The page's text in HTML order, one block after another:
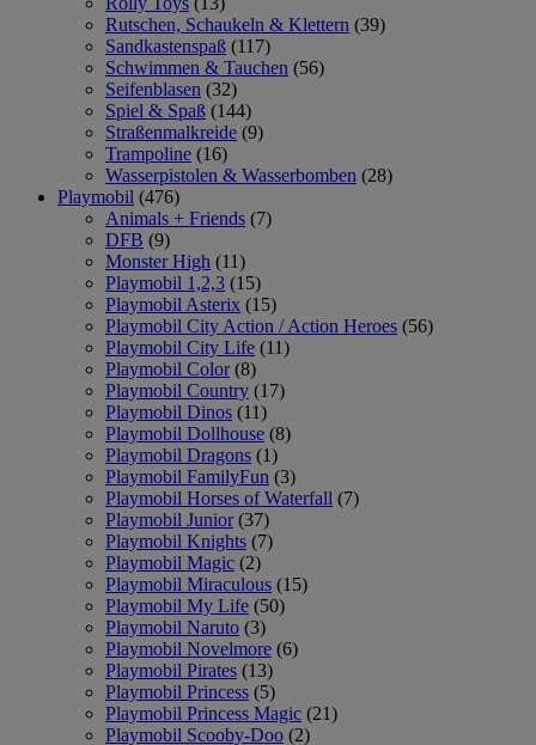
Rutschen, Schaukeln & Klettern (39)
Sandkastenspaß (117)
Schwimmen & Tauchen (56)
Seifenblasen (32)
Spiel & Spaß (144)
Straßenmalkreide (9)
Trampoline (16)
Wasserpistolen & Wasserbomben (28)
Playmobil (476)
Animals + Friends (7)
DFB (9)
Monster High (11)
Playmobil 1,2,3 (15)
Playmobil Asterix (15)
Playmobil City Action / Action Heroes (56)
Playmobil City Life (11)
Playmobil Color (8)
Playmobil Country (17)
Playmobil Dinos (11)
Playmobil Dollhouse (8)
Playmobil Dragons (1)
Playmobil FamilyFun (3)
Playmobil Horses of Waterfall (7)
Playmobil Junior (37)
Playmobil Knights (7)
Playmobil Magic (2)
Playmobil Miraculous (15)
Playmobil My Life (50)
Playmobil Naruto (3)
Playmobil Novelmore (6)
Playmobil Pirates (13)
Playmobil Princess (5)
Playmobil Princess Magic (21)
Playmobil Scooby-Doo (2)